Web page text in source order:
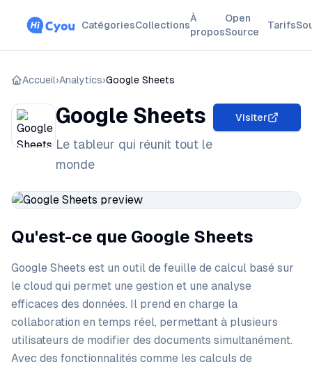
CatégoriesCollections
À
propos
Open
Source
Tarifs
Accueil›Analytics›Google Sheets
Google Sheets
Le tableur qui réunit tout le
monde
Visiter
Qu'est-ce que Google Sheets
Google Sheets est un outil de feuille de calcul basé sur
le cloud qui permet une gestion et une analyse
efficaces des données. Il prend en charge la
collaboration en temps réel, permettant à plusieurs
utilisateurs de modifier des documents simultanément.
Avec des fonctionnalités comme les calculs de